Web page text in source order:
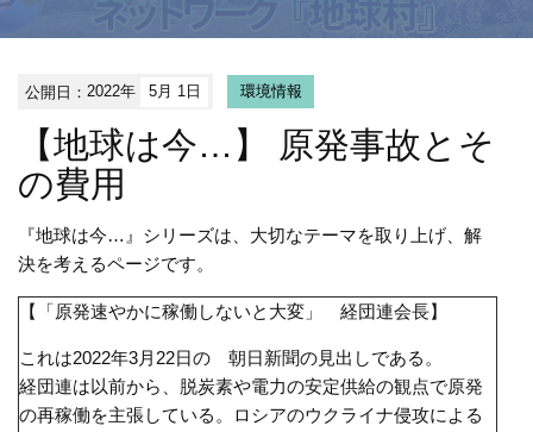
公開日：2022年 5月 1日 環境情報
【地球は今…】 原発事故とそ
の費用
『地球は今…』シリーズは、大切なテーマを取り上げ、解
決を考えるページです。
【「原発速やかに稼働しないと大変」 経団連会長】
これは2022年3月 22日の 朝日新聞の見出しである。
経団連は以前から、脱炭素や電力の安定供給の観点で原発
の再稼働を主張している。ロシアのウクライナ侵攻による